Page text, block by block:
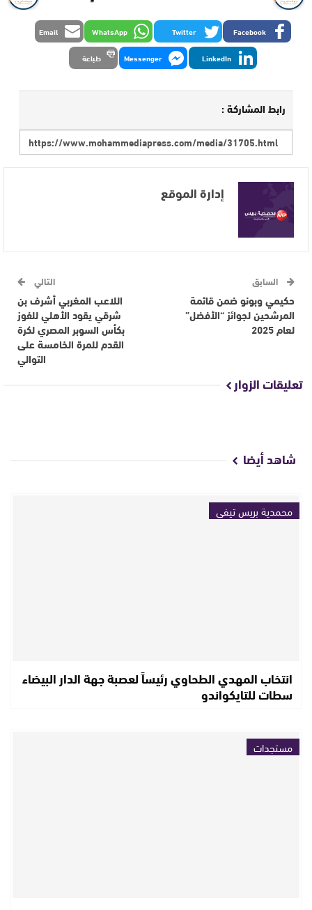
Facebook
Twitter
WhatsApp
Email
LinkedIn
Messenger طباعة
رابط المشاركة :
إدارة الموقع
السابق
حكيمي وبونو ضمن قائمة
المرشحين لجوائز “الأفضل”
لعام 2025
التالي
اللاعب المغربي أشرف بن
شرقي يقود الأهلي للفوز
بكأس السوبر المصري لكرة
القدم للمرة الخامسة على
التوالي
تعليقات الزوار
شاهد أيضا
محمدية بريس تيفي
انتخاب المهدي الطحاوي رئيساً لعصبة جهة الدار البيضاء
سطات للتايكواندو
مستجدات